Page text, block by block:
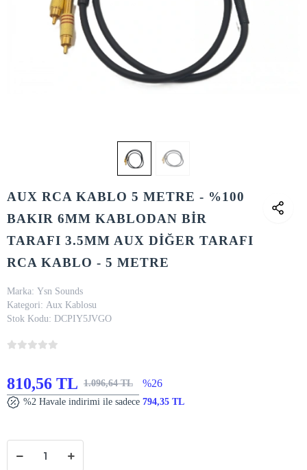
AUX RCA KABLO 5 METRE - %100
BAKIR 6MM KABLODAN BİR
TARAFI 3.5MM AUX DİĞER TARAFI
RCA KABLO - 5 METRE
Marka: Ysn Sounds
Kategori: Aux Kablosu
Stok Kodu: DCPIY5JVGO
810,56 TL 1.096,64 TL %26
%2 Havale indirimi ile sadece 794,35 TL